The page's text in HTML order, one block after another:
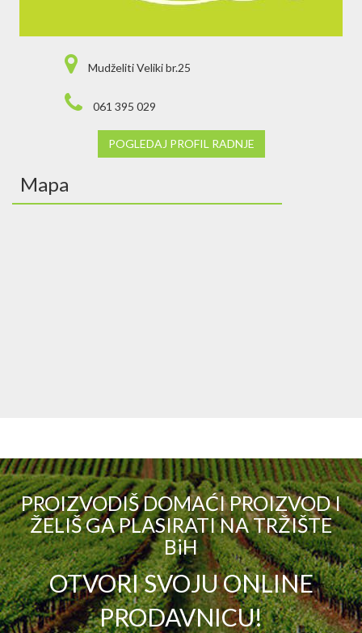
Mudželiti Veliki br.25
061 395 029
POGLEDAJ PROFIL RADNJE
Mapa
PROIZVODIŠ DOMAĆI PROIZVOD I
ŽELIŠ GA PLASIRATI NA TRŽIŠTE
BiH
OTVORI SVOJU ONLINE
PRODAVNICU!